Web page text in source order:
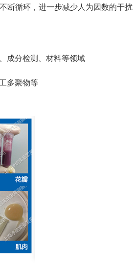
断循环，进一步减少人为因数的干扰
成分检测、材料等领域
多聚物等